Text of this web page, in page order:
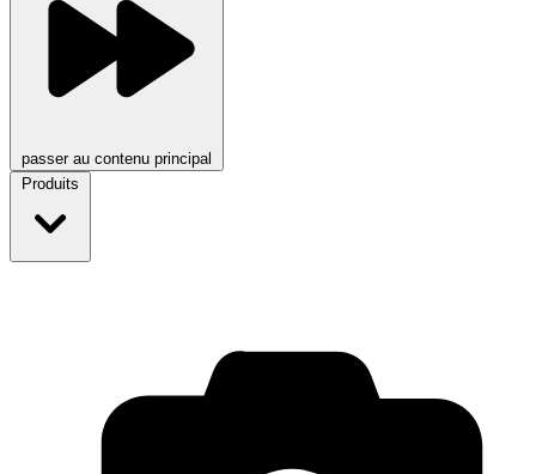
passer au contenu principal
Produits